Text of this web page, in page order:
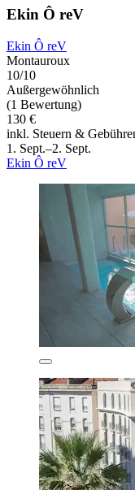
Ekin Ô reV
Ekin Ô reV
Montauroux
10/10
Außergewöhnlich
(1 Bewertung)
130 €
inkl. Steuern &
1. Sept.–2. Sept.
Ekin Ô reV